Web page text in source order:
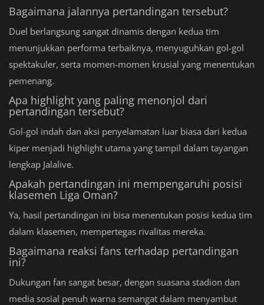
Bagaimana jalannya pertandingan tersebut?
Duel berlangsung sangat dinamis dengan kedua tim
menunjukkan performa terbaiknya, menyuguhkan gol-gol
spektakuler, serta momen-momen krusial yang menentukan
pemenang.
Apa highlight yang paling menonjol dari
pertandingan tersebut?
Gol-gol indah dan aksi penyelamatan luar biasa dari kedua
kiper menjadi highlight utama yang tampil dalam tayangan
lengkap Jalalive.
Apakah pertandingan ini mempengaruhi posisi
klasemen Liga Oman?
Ya, hasil pertandingan ini bisa menentukan posisi kedua tim
dalam klasemen, mempertegas rivalitas mereka.
Bagaimana reaksi fans terhadap pertandingan
ini?
Dukungan fan sangat besar, dengan suasana stadion dan
media sosial penuh warna semangat dalam menyambut